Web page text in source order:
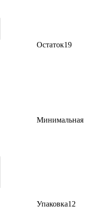
Остаток19
Минимальная
Упаковка12